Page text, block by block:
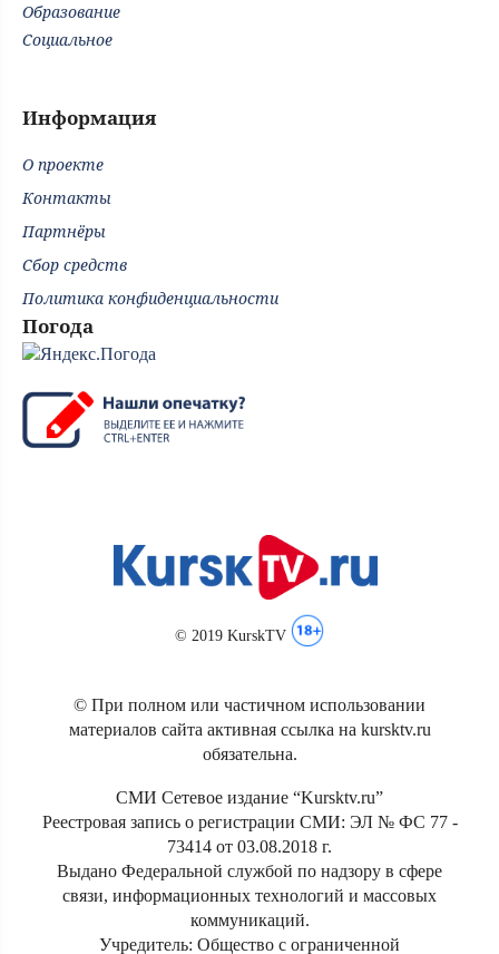
Образование
Социальное
Информация
О проекте
Контакты
Партнёры
Сбор средств
Политика конфиденциальности
Погода
© 2019 KurskTV
© При полном или частичном использовании
материалов сайта активная ссылка на kursktv.ru
обязательна.
СМИ Сетевое издание “Kursktv.ru”
Реестровая запись о регистрации СМИ: ЭЛ № ФС 77 -
73414 от 03.08.2018 г.
Выдано Федеральной службой по надзору в сфере
связи, информационных технологий и массовых
коммуникаций.
Учредитель: Общество с ограниченной